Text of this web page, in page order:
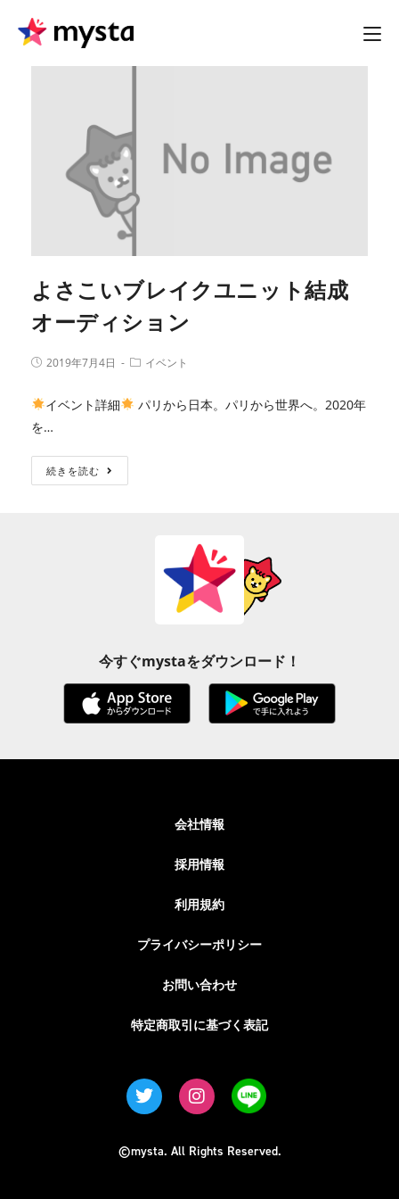
よさこいブレイクユニット結成
オーディション
2019年7月4日 イベント
イベント詳細
パリから日本。パリから世界へ。2020年
を…
続きを読む
今すぐmystaをダウンロード！
会社情報
採用情報
利用規約
プライバシーポリシー
お問い合わせ
特定商取引に基づく表記
©mysta. All Rights Reserved.